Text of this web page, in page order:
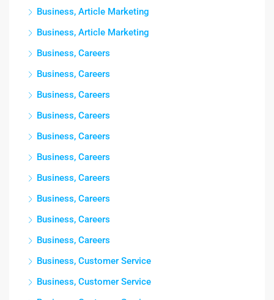
Business, Article Marketing
Business, Article Marketing
Business, Careers
Business, Careers
Business, Careers
Business, Careers
Business, Careers
Business, Careers
Business, Careers
Business, Careers
Business, Careers
Business, Careers
Business, Customer Service
Business, Customer Service